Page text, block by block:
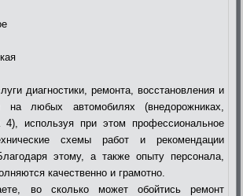
диагностики, ремонта, восстановления и
на любых автомобилях (внедорожниках,
4), используя при этом профессиональное
схемы работ и рекомендации
этому, а также опыту персонала,
качественно и грамотно.
во сколько может обойтись ремонт